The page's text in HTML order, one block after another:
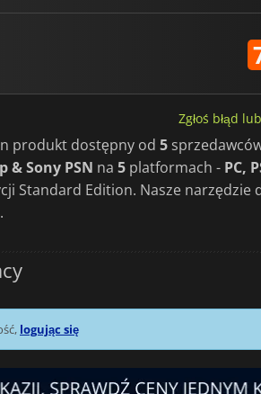
Zgłoś błąd
produkt dostępny od 5
& Sony PSN na 5 platformach - PC,
Standard Edition. Nasze narzędzie
logując się